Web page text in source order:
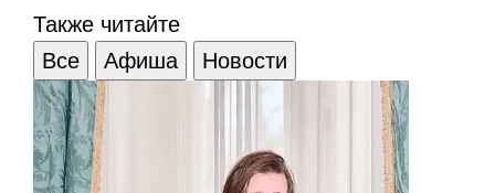
Также читайте
Все
Афиша Новости